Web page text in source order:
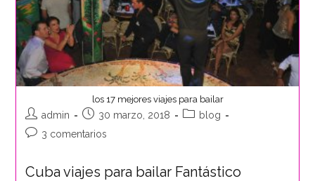
los 17 mejores viajes para bailar
admin 30 marzo, 2018
blog
3 comentarios
Cuba viajes para bailar Fantástico